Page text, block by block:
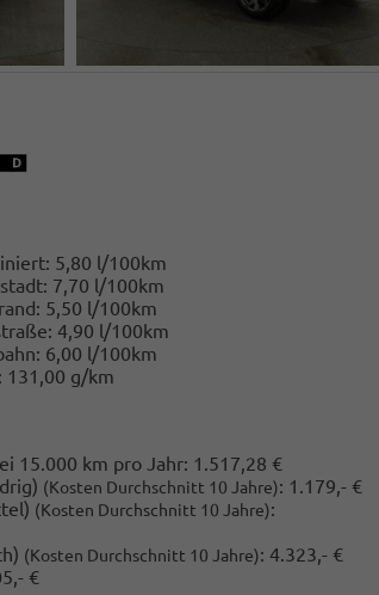
5,80 l/100km
7,70 l/100km
5,50 l/100km
4,90 l/100km
6,00 l/100km
131,00 g/km
15.000 km pro Jahr: 1.517,28 €
(Kosten Durchschnitt 10 Jahre): 1.179,- €
(Kosten Durchschnitt 10 Jahre):
(Kosten Durchschnitt 10 Jahre): 4.323,- €
€